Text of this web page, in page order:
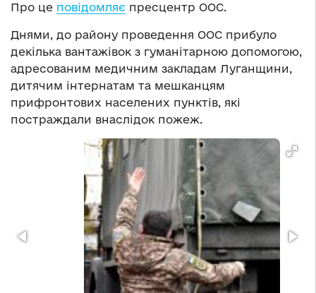
Про це повідомляє пресцентр ООС.
Днями, до району проведення ООС прибуло
декілька вантажівок з гуманітарною допомогою,
адресованим медичним закладам Луганщини,
дитячим інтернатам та мешканцям
прифронтових населених пунктів, які
постраждали внаслідок пожеж.